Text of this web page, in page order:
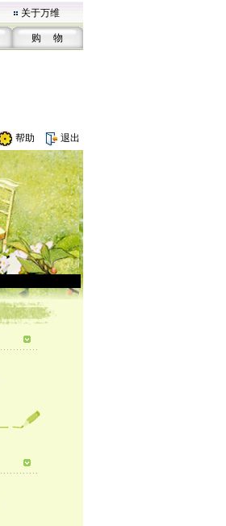
关于万维
购 物
帮助 退出